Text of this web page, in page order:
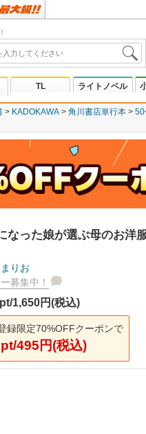
TL ライトノベル
KADOKAWA 角川書店単行本 50
なった娘が選ぶ母のお洋
りお
募集中！
1,650円(税込)
録限定70%OFFクーポンで
495円(税込)